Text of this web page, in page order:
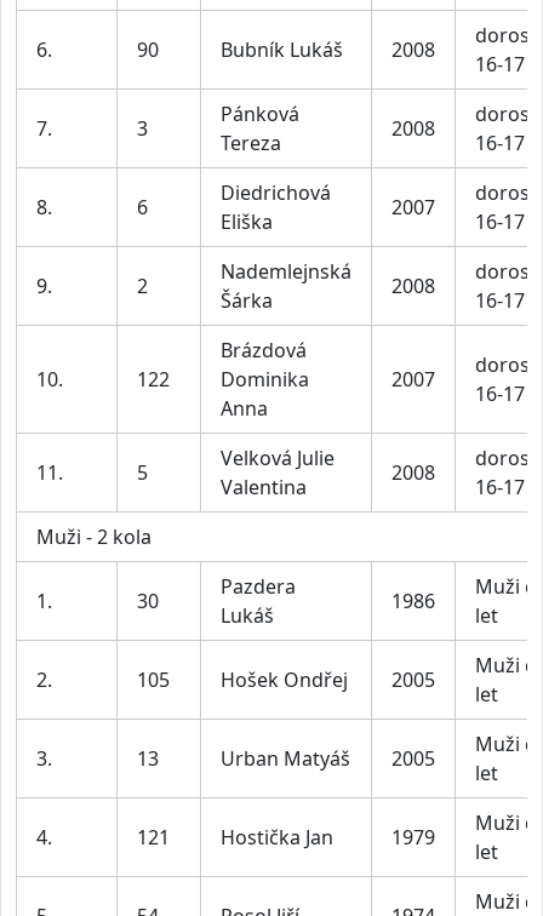
6. 90 Bubník Lukáš 2008
16-17
7. 3
Pánková
Tereza
2008
16-17
8. 6
Diedrichová
Eliška
2007
16-17
9. 2
Nademlejnská
Šárka
2008
16-17
10. 122
Brázdová
Dominika
Anna
2007
16-17
11. 5
Velková Julie
Valentina
2008
16-17
Muži - 2 kola
1. 30
Pazdera
Lukáš
1986
Muži
let
2. 105 Hošek Ondřej 2005
Muži
let
3. 13 Urban Matyáš 2005
Muži
let
4. 121 Hostička Jan 1979
Muži
let
Muži